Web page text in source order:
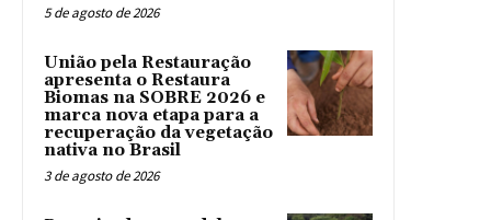
5 de agosto de 2026
União pela Restauração
apresenta o Restaura
Biomas na SOBRE 2026 e
marca nova etapa para a
recuperação da vegetação
nativa no Brasil
3 de agosto de 2026